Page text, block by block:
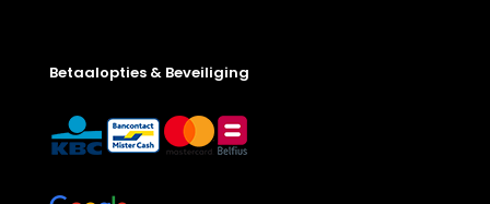
Betaalopties & Beveiliging